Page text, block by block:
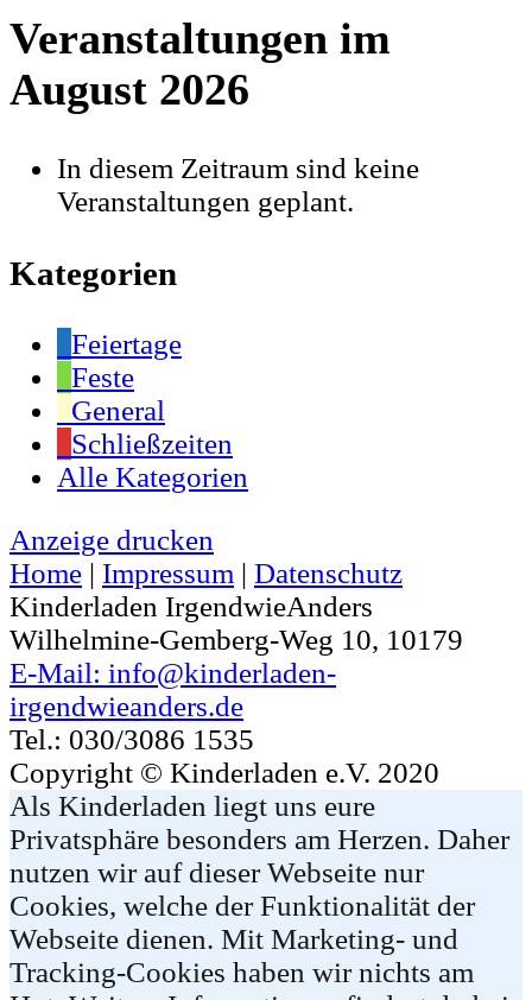
Veranstaltungen im
August 2026
In diesem Zeitraum sind keine
Veranstaltungen geplant.
Kategorien
Feiertage
Feste
General
Schließzeiten
Alle Kategorien
Anzeige drucken
Home | Impressum | Datenschutz
Kinderladen IrgendwieAnders
Wilhelmine-Gemberg-Weg 10, 10179
E-Mail: info@kinderladen-
irgendwieanders.de
Tel.: 030/3086 1535
Copyright © Kinderladen e.V. 2020
Als Kinderladen liegt uns eure
Privatsphäre besonders am Herzen. Daher
nutzen wir auf dieser Webseite nur
Cookies, welche der Funktionalität der
Webseite dienen. Mit Marketing- und
Tracking-Cookies haben wir nichts am